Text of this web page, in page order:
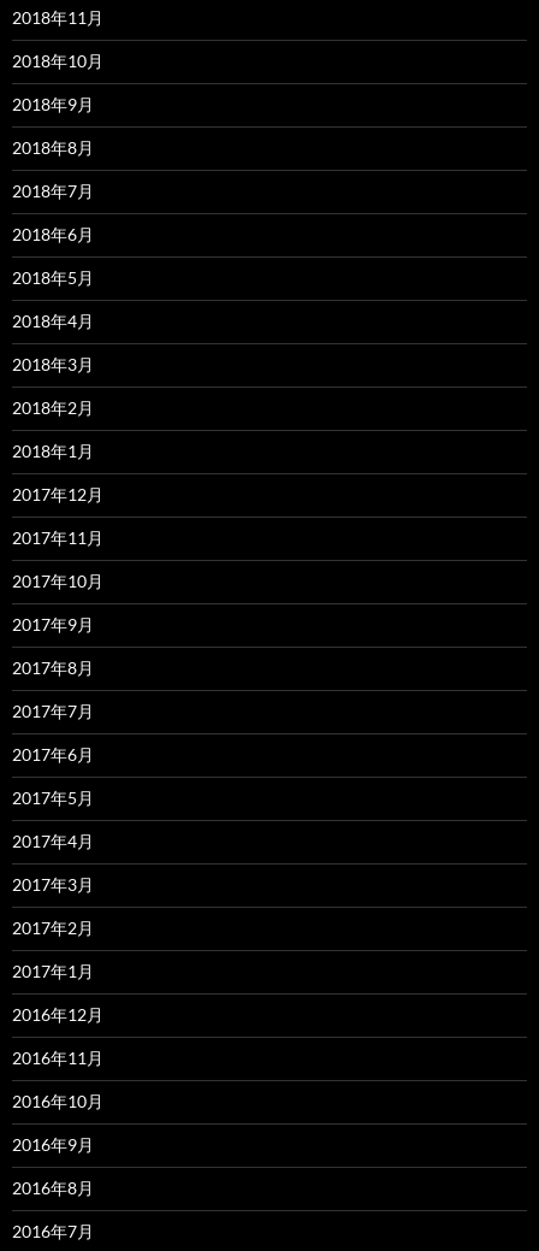
2018年11月
2018年10月
2018年9月
2018年8月
2018年7月
2018年6月
2018年5月
2018年4月
2018年3月
2018年2月
2018年1月
2017年12月
2017年11月
2017年10月
2017年9月
2017年8月
2017年7月
2017年6月
2017年5月
2017年4月
2017年3月
2017年2月
2017年1月
2016年12月
2016年11月
2016年10月
2016年9月
2016年8月
2016年7月